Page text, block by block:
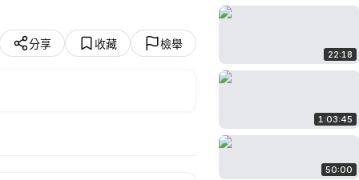
分享 收藏 檢舉
22:18
1:03:45
50:00